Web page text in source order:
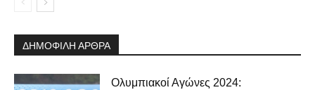
ΔΗΜΟΦΙΛΗ ΑΡΘΡΑ
Ολυμπιακοί Αγώνες 2024: